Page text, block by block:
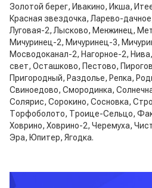
Золотой берег, Ивакино, Икша,
Красная звездочка, Ларево-
Луговая-2, Лысково, Менжинец,
Мичуринец-2, Мичуринец-3,
Мосводоканал-2, Нагорное-2,
свет, Осташково, Пестово,
Пригородный, Раздолье, Репка,
Свиноедово, Смородинка,
Солярис, Сорокино, Сосновка,
Торфоболото, Троице-Сельцо,
Ховрино, Ховрино-2, Черемуха,
Эра, Юпитер, Ягодка.